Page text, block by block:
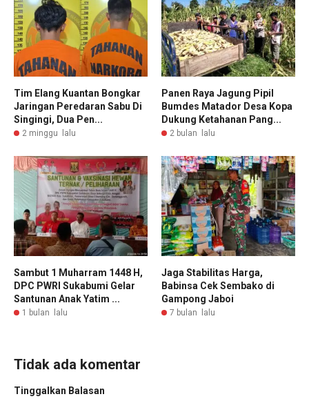
Tim Elang Kuantan Bongkar
Jaringan Peredaran Sabu Di
Singingi, Dua Pen...
2 minggu lalu
Panen Raya Jagung Pipil
Bumdes Matador Desa Kopa
Dukung Ketahanan Pang...
2 bulan lalu
Sambut 1 Muharram 1448 H,
DPC PWRI Sukabumi Gelar
Santunan Anak Yatim ...
1 bulan lalu
Jaga Stabilitas Harga,
Babinsa Cek Sembako di
Gampong Jaboi
7 bulan lalu
Tidak ada komentar
Tinggalkan Balasan